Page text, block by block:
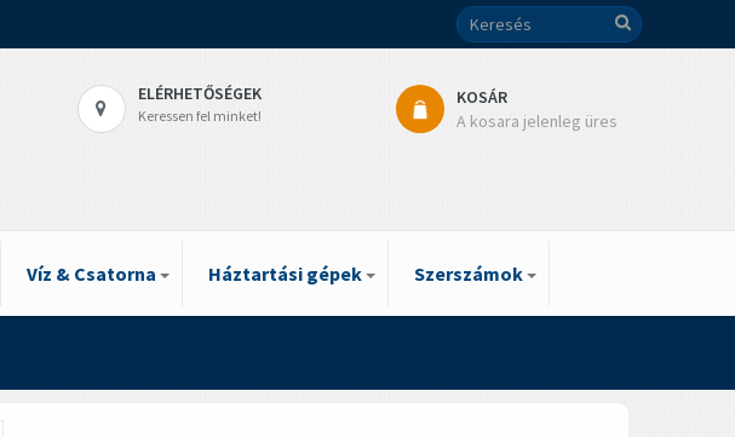
ELÉRHETŐSÉGEK
Keressen fel minket!
KOSÁR
A kosara jelenleg üres
Víz & Csatorna Háztartási gépek Szerszámok